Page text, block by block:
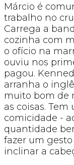
Márcio é
trabalho no
Carrega a
cozinha com
o ofício na
ouviu nos
pagou.
arranha o
muito bom de
as coisas.
comicidade -
quantidade
fazer um
inclinar a